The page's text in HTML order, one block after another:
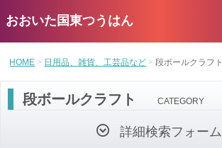
おおいた国東つうはん
HOME 日用品、雑貨、工芸品など 段ボールクラフト
段ボールクラフト CATEGORY
詳細検索フォーム